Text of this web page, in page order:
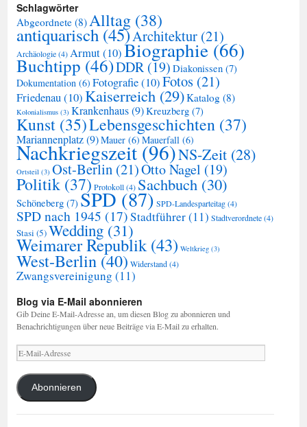
Schlagwörter
Abgeordnete (8)Alltag (38)
antiquarisch (45)Architektur (21)
Archäologie(4)Armut(10)Biographie (66)
Buchtipp (46)DDR (19) Diakonissen (7)
Dokumentation (6) Fotografie(10)Fotos (21)
Friedenau(10)Kaiserreich(29)Katalog (8)
Kolonialismus (3) Krankenhaus(9)Kreuzberg (7)
Kunst (35)Lebensgeschichten (37)
Mariannenplatz(9)Mauer (6) Mauerfall (6)
Nachkriegszeit(96)NS-Zeit (28)
Ortsteil (3) Ost-Berlin (21)Otto Nagel (19)
Politik (37) Protokoll(4) Sachbuch (30)
Schöneberg (7) SPD (87) SPD-Landesparteitag(4)
SPD nach 1945 (17)Stadtführer(11) Stadtverordnete(4)
Stasi (5)Wedding (31)
Weimarer Republik(43) Weltkrieg (3)
West-Berlin (40) Widerstand(4)
Zwangsvereinigung (11)
Blog via E-Mail abonnieren
Gib Deine E-Mail-Adresse an, um diesen Blog zu abonnieren und
Benachrichtigungen über neue Beiträge via E-Mail zu erhalten.
E-
Mail-
Adresse
Abonnieren